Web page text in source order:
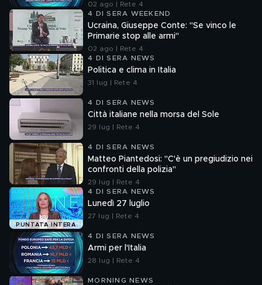
02 ago | Rete 4
4 DI SERA WEEKEND
Ucraina, Giuseppe Conte: "Se vinco le
Primarie stop alle armi"
02 ago | Rete 4
4 DI SERA NEWS
Politica e clima in Italia
31 lug | Rete 4
4 DI SERA NEWS
Città italiane nella morsa del Sole
29 lug | Rete 4
4 DI SERA NEWS
Matteo Piantedosi: "C'è un pregiudizio nei
confronti della polizia"
29 lug | Rete 4
PUNTATA INTERA
4 DI SERA NEWS
Lunedì 27 luglio
27 lug | Rete 4
4 DI SERA NEWS
Armi per l'Italia
28 lug | Rete 4
MORNING NEWS